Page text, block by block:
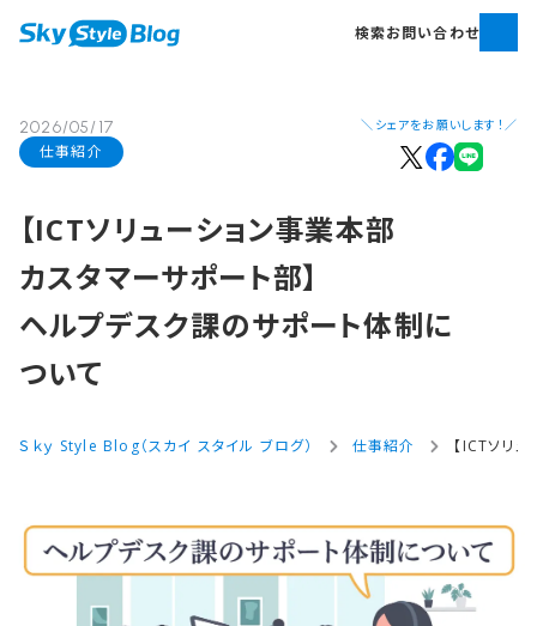
検索お問い合わせ
仕事紹介
2026/05/17 ＼シェアをお願いします！／
【ICTソリューション事業本部​
カスタマーサポート部​】
ヘルプデスク課の​サポート体制に​
ついて
Ｓｋｙ Style Blog（スカイ スタイル ブログ） 仕事紹介 【ICTソリ